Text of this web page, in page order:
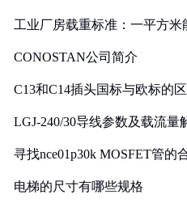
工业厂房载重标准：一平方米
CONOSTAN公司简介
C13和C14插头国标与欧标的
LGJ-240/30导线参数及载流量
寻找nce01p30k MOSFET管的
电梯的尺寸有哪些规格